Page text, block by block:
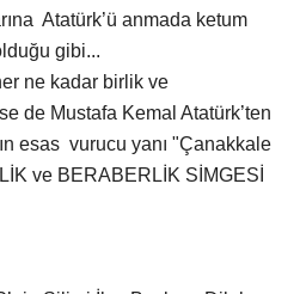
Atatürk’ü anmada ketum
gibi...
ne kadar birlik ve
de Mustafa Kemal Atatürk’ten
esas vurucu yanı "Çanakkale
ve BERABERLİK SİMGESİ